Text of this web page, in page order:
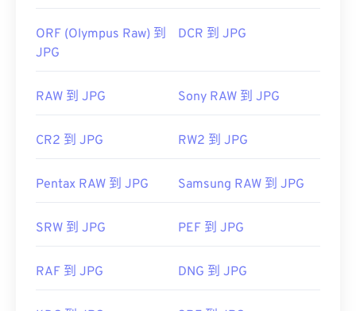
ORF (Olympus Raw) 到
JPG
DCR 到 JPG
RAW 到 JPG Sony RAW 到 JPG
CR2 到 JPG RW2 到 JPG
Pentax RAW 到 JPG Samsung RAW 到 JPG
SRW 到 JPG PEF 到 JPG
RAF 到 JPG DNG 到 JPG